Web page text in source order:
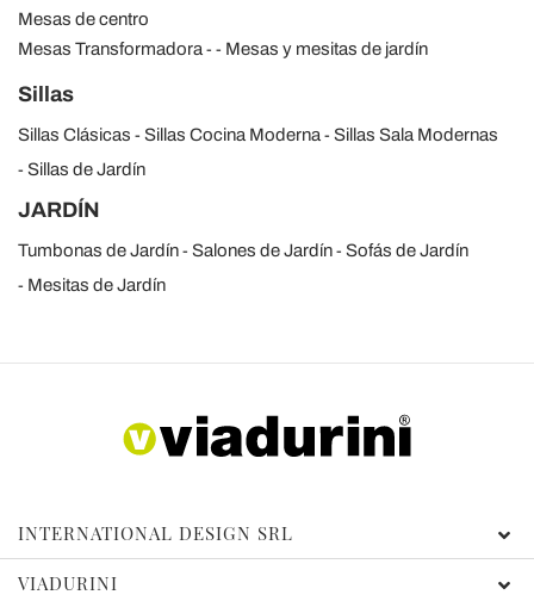
Mesas de centro
Mesas Transformadora
Mesas y mesitas de jardín
Sillas
Sillas Clásicas Sillas Cocina Moderna
Sillas Sala Modernas
Sillas de Jardín
JARDÍN
Tumbonas de Jardín Salones de Jardín
Sofás de Jardín
Mesitas de Jardín
INTERNATIONAL DESIGN SRL
VIADURINI